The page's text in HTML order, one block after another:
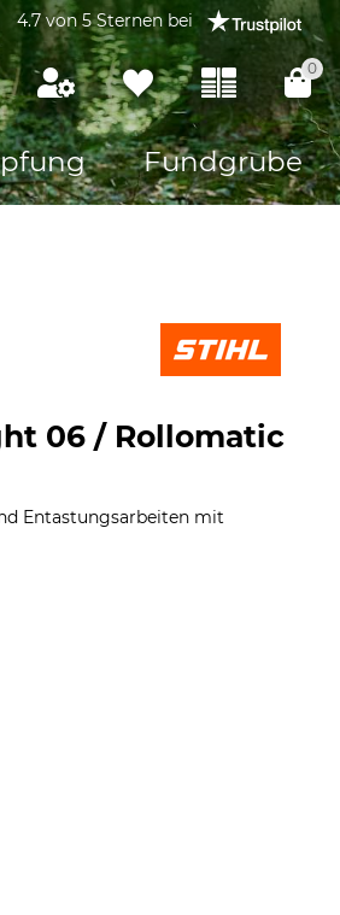
4.7 von 5 Sternen bei
0
Fundgrube
06 / Rollomatic
Entastungsarbeiten mit